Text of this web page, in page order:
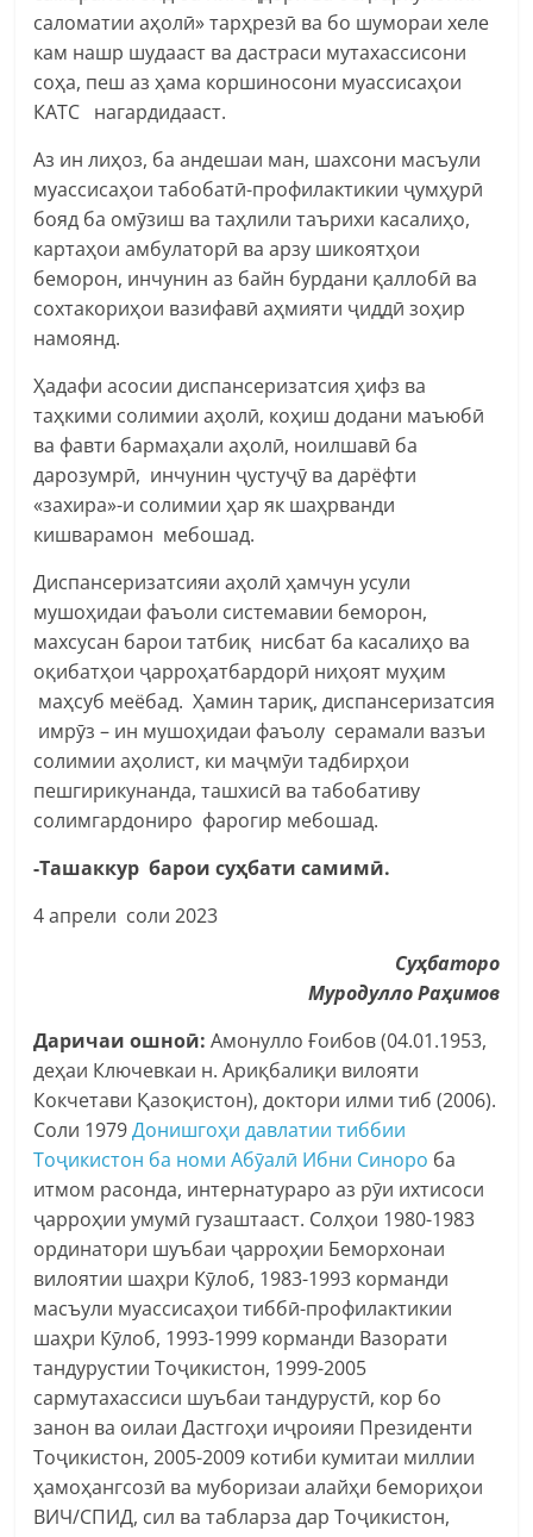
саломатии аҳолӣ» тарҳрезӣ ва бо шумораи хеле
кам нашр шудааст ва дастраси мутахассисони
соҳа, пеш аз ҳама коршиносони муассисаҳои
КАТС нагардидааст.
Аз ин лиҳоз, ба андешаи ман, шахсони масъули
муассисаҳои табобатӣ-профилактикии ҷумҳурӣ
бояд ба омӯзиш ва таҳлили таърихи касалиҳо,
картаҳои амбулаторӣ ва арзу шикоятҳои
беморон, инчунин аз байн бурдани қаллобӣ ва
сохтакориҳои вазифавӣ аҳмияти ҷиддӣ зоҳир
намоянд.
Ҳадафи асосии диспансеризатсия ҳифз ва
таҳкими солимии аҳолӣ, коҳиш додани маъюбӣ
ва фавти бармаҳали аҳолӣ, ноилшавӣ ба
дарозумрӣ, инчунин ҷустуҷӯ ва дарёфти
«захира»-и солимии ҳар як шаҳрванди
кишварамон мебошад.
Диспансеризатсияи аҳолӣ ҳамчун усули
мушоҳидаи фаъоли системавии беморон,
махсусан барои татбиқ нисбат ба касалиҳо ва
оқибатҳои ҷарроҳатбардорӣ ниҳоят муҳим
маҳсуб меёбад. Ҳамин тариқ, диспансеризатсия
имрӯз – ин мушоҳидаи фаъолу серамали вазъи
солимии аҳолист, ки маҷмӯи тадбирҳои
пешгирикунанда, ташхисӣ ва табобативу
солимгардониро фарогир мебошад.
-Ташаккур барои суҳбати самимӣ.
4 апрели соли 2023
Суҳбаторо
Муродулло Раҳимов
Даричаи ошноӣ: Амонулло Ғоибов (04.01.1953,
деҳаи Ключевкаи н. Ариқбалиқи вилояти
Кокчетави Қазоқистон), доктори илми тиб (2006).
Соли 1979Донишгоҳи давлатии тиббии
Тоҷикистон ба номи Абӯалӣ Ибни Синоро ба
итмом расонда, интернатураро аз рӯи ихтисоси
ҷарроҳии умумӣ гузаштааст. Солҳои 1980-1983
ординатори шуъбаи ҷарроҳии Беморхонаи
вилоятии шаҳри Кӯлоб, 1983-1993 корманди
масъули муассисаҳои тиббӣ-профилактикии
шаҳри Кӯлоб, 1993-1999 корманди Вазорати
тандурустии Тоҷикистон, 1999-2005
сармутахассиси шуъбаи тандурустӣ, кор бо
занон ва оилаи Дастгоҳи иҷроияи Президенти
Тоҷикистон, 2005-2009 котиби кумитаи миллии
ҳамоҳангсозӣ ва муборизаи алайҳи бемориҳои
ВИЧ/СПИД, сил ва табларза дар Тоҷикистон,